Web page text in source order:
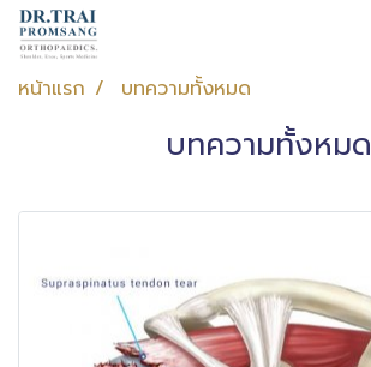
หน้าแรก บทความทั้งหมด
บทความทั้งหมด